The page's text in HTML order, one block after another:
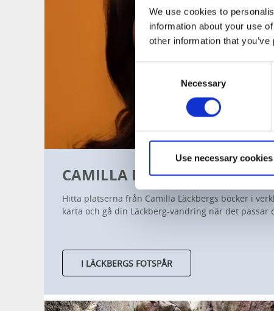
We use cookies to
information about your use
other information that
Necessary
Use necessary
CAMILLA LÄCKBERGS
Hitta platserna från Camilla Läckbergs böcker i
karta och gå din Läckberg-vandring när det passar
I LÄCKBERGS FOTSPÅR